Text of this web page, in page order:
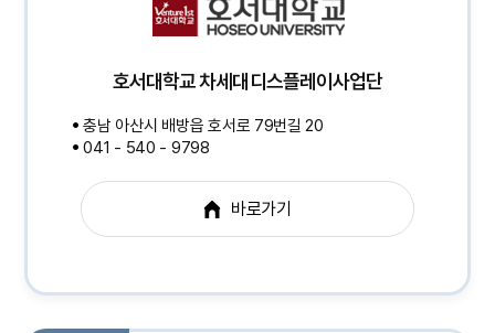
호서대학교 차세대디스플레이사업단
충남 아산시 배방읍 호서로 79번길 20
041 - 540 - 9798
바로가기